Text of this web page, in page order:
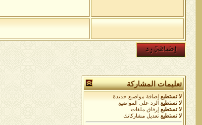
تعليمات المشاركة
لا تستطيع
إضافة مواضيع جديدة
لا تستطيع
الرد على المواضيع
لا تستطيع
إرفاق ملفات
لا تستطيع تعديل مشاركاتك